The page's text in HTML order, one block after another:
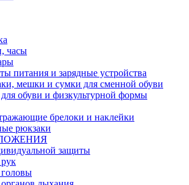
часы
питания и зарядные устройства
мешки и сумки для сменной обуви
обуви и физкультурной формы
брелоки и наклейки
рюкзаки
защиты